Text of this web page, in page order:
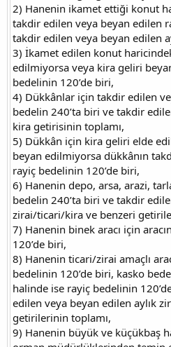
2) Hanenin ikamet ettiği konut
takdir edilen veya beyan edilen
takdir edilen veya beyan edilen
3) İkamet edilen konut
edilmiyorsa veya kira geliri
bedelinin 120’de biri,
4) Dükkânlar için takdir edilen
bedelin 240’ta biri ve takdir
kira getirisinin toplamı,
5) Dükkân için kira geliri elde
beyan edilmiyorsa dükkânın
rayiç bedelinin 120’de biri,
6) Hanenin depo, arsa, arazi,
bedelin 240’ta biri ve takdir
zirai/ticari/kira ve benzeri
7) Hanenin binek aracı için
120’de biri,
8) Hanenin ticari/zirai amaçlı
bedelinin 120’de biri, kasko
halinde ise rayiç bedelinin
edilen veya beyan edilen aylık
getirilerinin toplamı,
9) Hanenin büyük ve küçükbaş